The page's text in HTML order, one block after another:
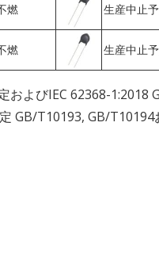
燃 生産中止
燃 生産中止
およびIEC 62368-1:2018
GB/T10193, GB/T10194